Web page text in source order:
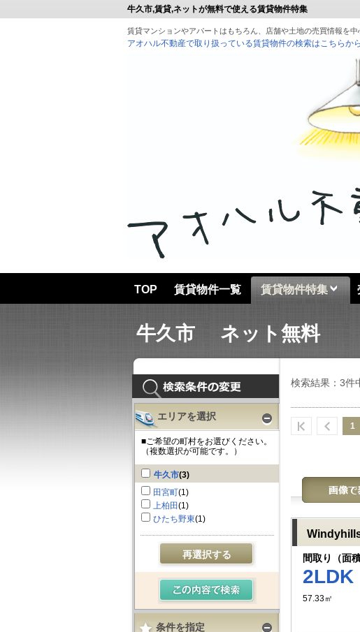
エリアを選択
■ご希望の町村をお選びください。
（複数選択が可能です。）
牛久市(3)
田宮町(1)
上柏田(1)
ひたち野東(1)
再選択する
条件を指定
牛久市,賃貸,ネットが無料で使える賃貸物件特集
賃貸マンションやアパートはもちろん、店舗や土地の売買情報を中
アオハル不動産で取り扱っている賃貸物件の検索はこちらから
TOP 賃貸物件一覧 賃貸物件特集
沿線検索 LINE＠
牛久市 ネット無料
検索結果：3件
1
間取り（面積
2LDK
57.33㎡